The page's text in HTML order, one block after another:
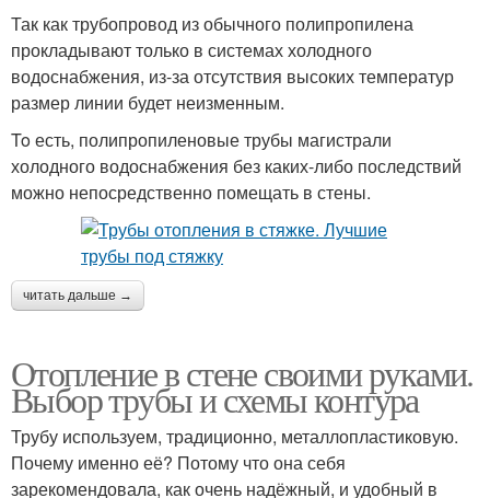
Так как трубопровод из обычного полипропилена
прокладывают только в системах холодного
водоснабжения, из-за отсутствия высоких температур
размер линии будет неизменным.
To есть, полипропиленовые трубы магистрали
холодного водоснабжения без каких-либо последствий
можно непосредственно помещать в стены.
читать дальше →
Отопление в стене своими руками.
Выбор трубы и схемы контура
Трубу используем, традиционно, металлопластиковую.
Почему именно её? Потому что она себя
зарекомендовала, как очень надёжный, и удобный в